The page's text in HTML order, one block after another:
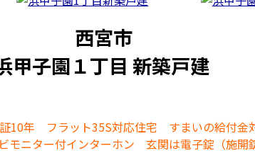
西宮市
甲子園１丁目 新築戸建
10年 フラット35S対応住宅 すまいの給付
ニター付インターホン 玄関は電子錠（施開